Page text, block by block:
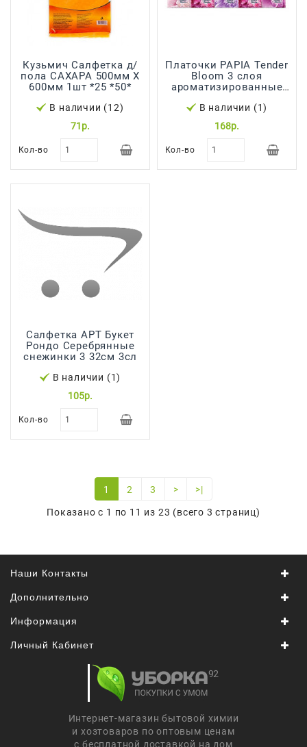
Кузьмич Салфетка д/
пола САХАРА 500мм Х
600мм 1шт *25 *50*
В наличии (12)
71р.
Кол-во
Платочки PAPIA Tender
Bloom 3 слоя
ароматизированные
В наличии (1)
168р.
Кол-во
Салфетка АРТ Букет
Рондо Серебрянные
снежинки 3 32см 3сл
В наличии (1)
105р.
Кол-во
1 2 3 > >|
Показано с 1 по 11 из 23 (всего 3 страниц)
Наши Контакты
Дополнительно
Информация
Личный Кабинет
Интернет-магазин бытовой химии
и хозтоваров по оптовым ценам
с бесплатной доставкой на дом